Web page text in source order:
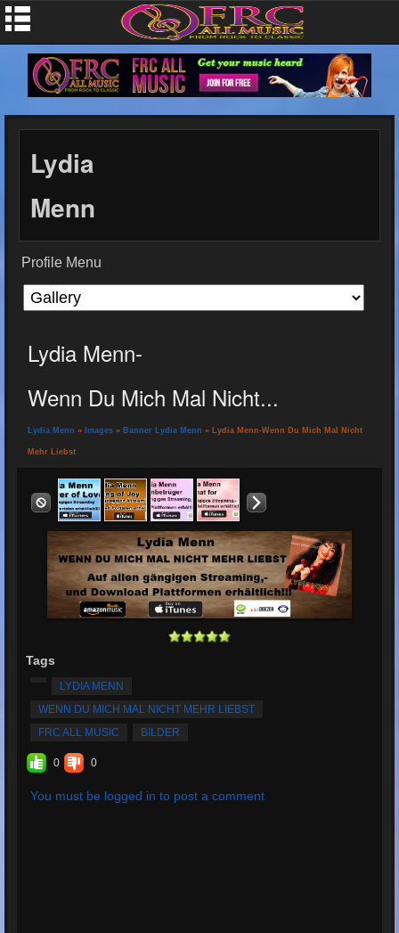
Lydia
Menn
Profile Menu
Lydia Menn-
Wenn Du Mich Mal Nicht...
Lydia Menn » Images » Banner Lydia Menn » Lydia Menn-Wenn Du Mich Mal Nicht
Mehr Liebst
Tags
LYDIA MENN
WENN DU MICH MAL NICHT MEHR LIEBST
FRC ALL MUSIC
BILDER
0 0
You must be logged in to post a comment